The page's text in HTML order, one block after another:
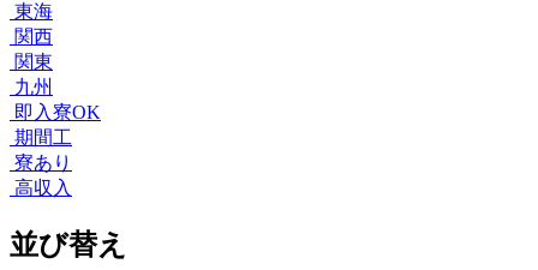
東海
関西
関東
九州
即入寮OK
期間工
寮あり
高収入
並び替え